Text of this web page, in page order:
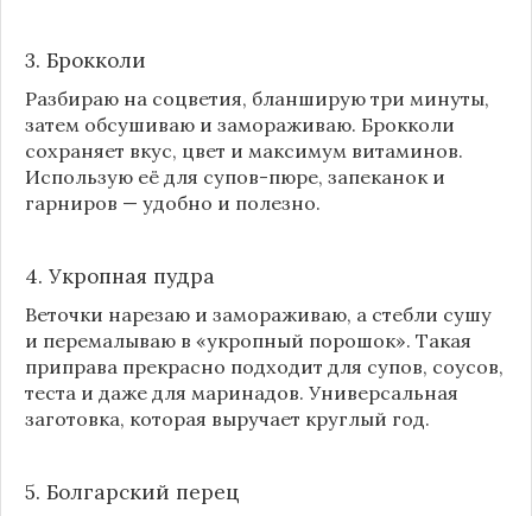
3. Брокколи
Разбираю на соцветия, бланширую три минуты,
затем обсушиваю и замораживаю. Брокколи
сохраняет вкус, цвет и максимум витаминов.
Использую её для супов-пюре, запеканок и
гарниров — удобно и полезно.
4. Укропная пудра
Веточки нарезаю и замораживаю, а стебли сушу
и перемалываю в «укропный порошок». Такая
приправа прекрасно подходит для супов, соусов,
теста и даже для маринадов. Универсальная
заготовка, которая выручает круглый год.
5. Болгарский перец